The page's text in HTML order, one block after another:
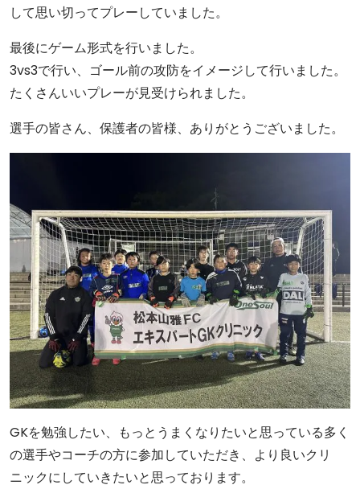
して思い切ってプレーしていました。
最後にゲーム形式を行いました。
3vs3で行い、ゴール前の攻防をイメージして行いました。
たくさんいいプレーが見受けられました。
選手の皆さん、保護者の皆様、ありがとうございました。
GKを勉強したい、もっとうまくなりたいと思っている多く
の選手やコーチの方に参加していただき、より良いクリ
ニックにしていきたいと思っております。